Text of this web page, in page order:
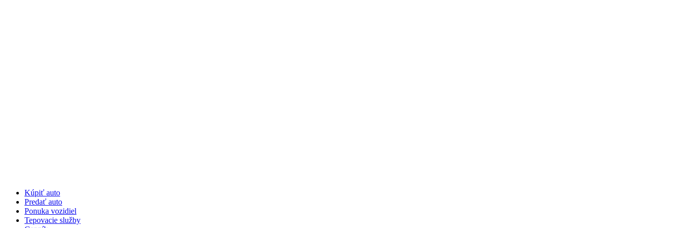
Kúpiť auto
Predať auto
Ponuka vozidiel
Tepovacie služby